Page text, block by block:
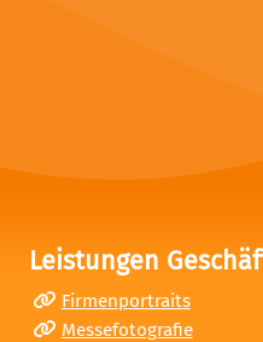
Leistungen
Firmenportraits
Messefotografie